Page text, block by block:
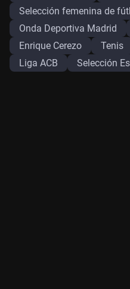
Selección femenina de
Onda Deportiva Madrid
Enrique Cerezo
Tenis
Liga ACB
Selección